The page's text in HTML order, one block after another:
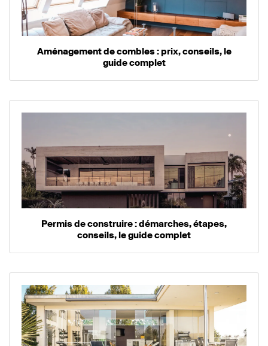
Aménagement de combles : prix, conseils, le
guide complet
Permis de construire : démarches, étapes,
conseils, le guide complet